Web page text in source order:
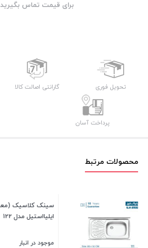
برای قیمت تماس بگیرید
تحویل فوری گارانتی اصالت کالا
پرداخت آسان
محصولات مرتبط
سینک
ایلیااستیل
موجود در